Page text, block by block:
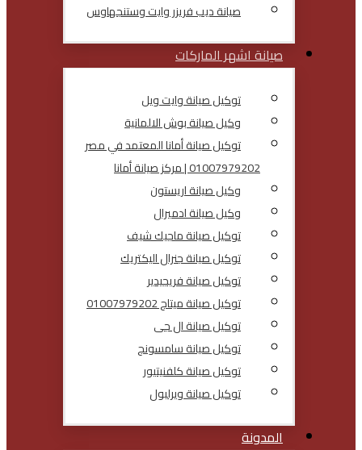
صيانة ديب فريزر وايت وستنجهاوس
صيانة اشهر الماركات
توكيل صيانة وايت ويل
وكيل صيانة بوش الالمانية
توكيل صيانة أمانا المعتمد في مصر
01007979202 | مركز صيانة أمانا
وكيل صيانة اريستون
وكيل صيانة ادميرال
توكيل صيانة ماجيك شيف
توكيل صيانة جنرال اليكتريك
توكيل صيانة فريجيدير
توكيل صيانة ميتاج 01007979202
توكيل صيانة ال جى
توكيل صيانة سامسونج
توكيل صيانة كلفنيتيور
توكيل صيانة ويرلبول
المدونة